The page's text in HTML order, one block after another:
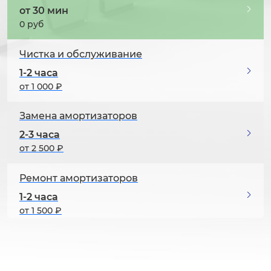
от 30 мин
0 руб
Чистка и обслуживание
1-2 часа
от 1 000 ₽
Замена амортизаторов
2-3 часа
от 2 500 ₽
Ремонт амортизаторов
1-2 часа
от 1 500 ₽